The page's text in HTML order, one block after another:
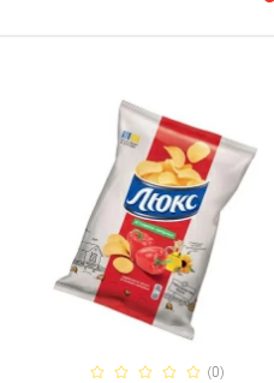
(0)